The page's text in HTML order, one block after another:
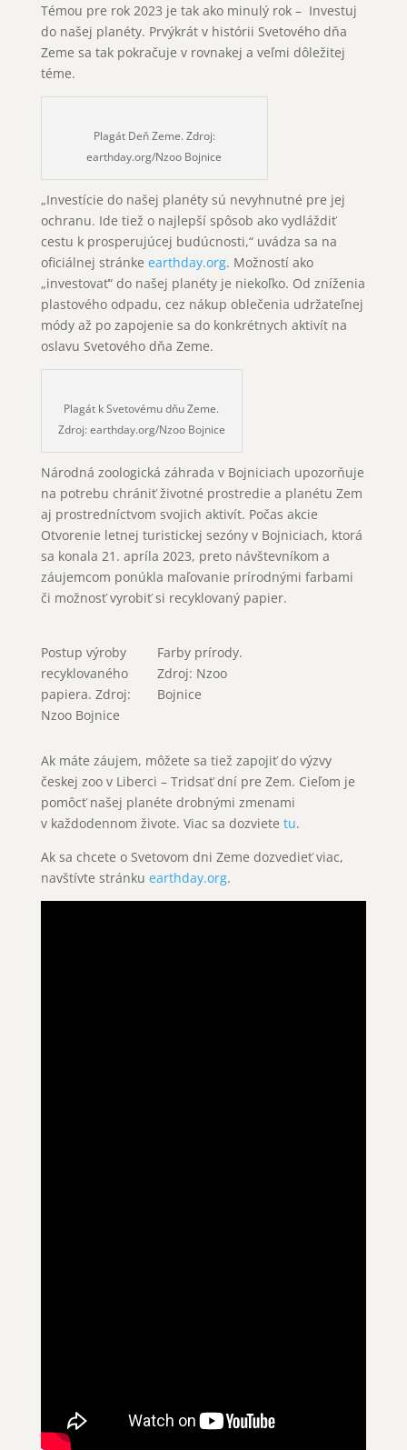
Témou pre rok 2023 je tak ako minulý rok – Investuj
do našej planéty. Prvýkrát v histórii Svetového dňa
Zeme sa tak pokračuje v rovnakej a veľmi dôležitej
téme.
Plagát Deň Zeme. Zdroj:
earthday.org/Nzoo Bojnice
„Investície do našej planéty sú nevyhnutné pre jej
ochranu. Ide tiež o najlepší spôsob ako vydláždiť
cestu k prosperujúcej budúcnosti,“ uvádza sa na
oficiálnej stránke earthday.org. Možností ako
„investovať“ do našej planéty je niekoľko. Od zníženia
plastového odpadu, cez nákup oblečenia udržateľnej
módy až po zapojenie sa do konkrétnych aktivít na
oslavu Svetového dňa Zeme.
Plagát k Svetovému dňu Zeme.
Zdroj: earthday.org/Nzoo Bojnice
Národná zoologická záhrada v Bojniciach upozorňuje
na potrebu chrániť životné prostredie a planétu Zem
aj prostredníctvom svojich aktivít. Počas akcie
Otvorenie letnej turistickej sezóny v Bojniciach, ktorá
sa konala 21. apríla 2023, preto návštevníkom a
záujemcom ponúkla maľovanie prírodnými farbami
či možnosť vyrobiť si recyklovaný papier.
Postup výroby
recyklovaného
papiera. Zdroj:
Nzoo Bojnice
Farby prírody.
Zdroj: Nzoo
Bojnice
Ak máte záujem, môžete sa tiež zapojiť do výzvy
českej zoo v Liberci – Tridsať dní pre Zem. Cieľom je
pomôcť našej planéte drobnými zmenami
v každodennom živote. Viac sa dozviete tu.
Ak sa chcete o Svetovom dni Zeme dozvedieť viac,
navštívte stránku earthday.org.